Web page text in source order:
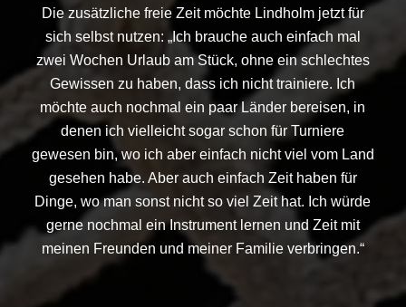
Die zusätzliche freie Zeit möchte Lindholm jetzt für
sich selbst nutzen: „Ich brauche auch einfach mal
zwei Wochen Urlaub am Stück, ohne ein schlechtes
Gewissen zu haben, dass ich nicht trainiere. Ich
möchte auch nochmal ein paar Länder bereisen, in
denen ich vielleicht sogar schon für Turniere
gewesen bin, wo ich aber einfach nicht viel vom Land
gesehen habe. Aber auch einfach Zeit haben für
Dinge, wo man sonst nicht so viel Zeit hat. Ich würde
gerne nochmal ein Instrument lernen und Zeit mit
meinen Freunden und meiner Familie verbringen.“